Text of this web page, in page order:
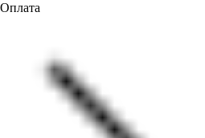
Оплата